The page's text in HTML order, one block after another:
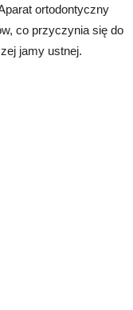
ortodontyczny
co przyczynia się do
jamy ustnej.